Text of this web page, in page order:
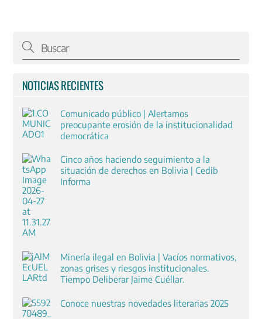
NOTICIAS RECIENTES
Comunicado público | Alertamos
preocupante erosión de la institucionalidad
democrática
Cinco años haciendo seguimiento a la
situación de derechos en Bolivia | Cedib
Informa
Minería ilegal en Bolivia | Vacíos normativos,
zonas grises y riesgos institucionales.
Tiempo Deliberar Jaime Cuéllar.
Conoce nuestras novedades literarias 2025